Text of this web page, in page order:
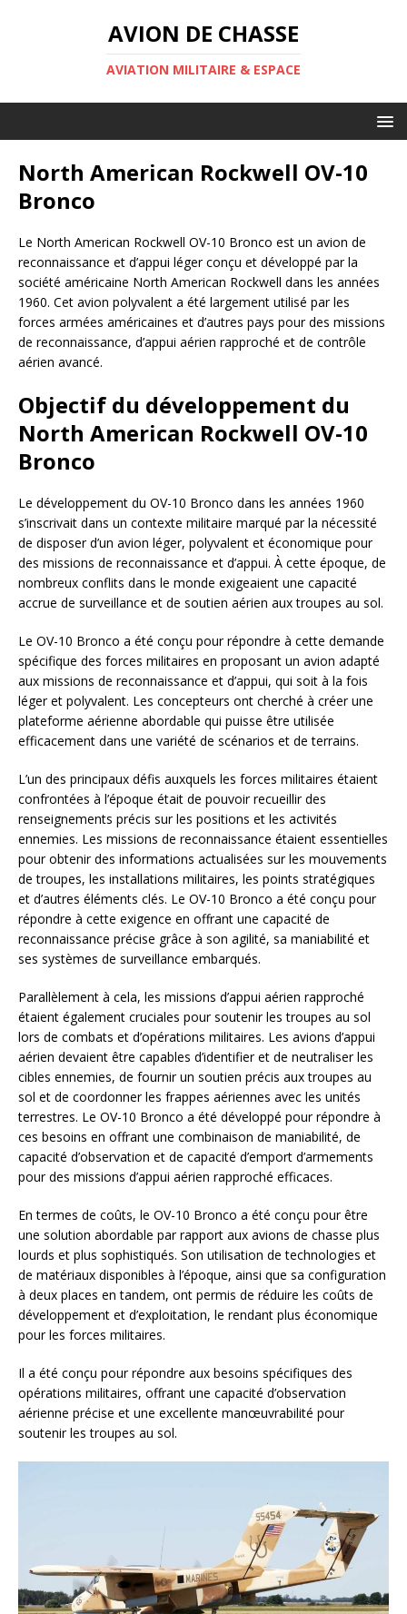
AVION DE CHASSE
AVIATION MILITAIRE & ESPACE
North American Rockwell OV-10
Bronco
Le North American Rockwell OV-10 Bronco est un avion de
reconnaissance et d’appui léger conçu et développé par la
société américaine North American Rockwell dans les années
1960. Cet avion polyvalent a été largement utilisé par les
forces armées américaines et d’autres pays pour des missions
de reconnaissance, d’appui aérien rapproché et de contrôle
aérien avancé.
Objectif du développement du
North American Rockwell OV-10
Bronco
Le développement du OV-10 Bronco dans les années 1960
s’inscrivait dans un contexte militaire marqué par la nécessité
de disposer d’un avion léger, polyvalent et économique pour
des missions de reconnaissance et d’appui. À cette époque, de
nombreux conflits dans le monde exigeaient une capacité
accrue de surveillance et de soutien aérien aux troupes au sol.
Le OV-10 Bronco a été conçu pour répondre à cette demande
spécifique des forces militaires en proposant un avion adapté
aux missions de reconnaissance et d’appui, qui soit à la fois
léger et polyvalent. Les concepteurs ont cherché à créer une
plateforme aérienne abordable qui puisse être utilisée
efficacement dans une variété de scénarios et de terrains.
L’un des principaux défis auxquels les forces militaires étaient
confrontées à l’époque était de pouvoir recueillir des
renseignements précis sur les positions et les activités
ennemies. Les missions de reconnaissance étaient essentielles
pour obtenir des informations actualisées sur les mouvements
de troupes, les installations militaires, les points stratégiques
et d’autres éléments clés. Le OV-10 Bronco a été conçu pour
répondre à cette exigence en offrant une capacité de
reconnaissance précise grâce à son agilité, sa maniabilité et
ses systèmes de surveillance embarqués.
Parallèlement à cela, les missions d’appui aérien rapproché
étaient également cruciales pour soutenir les troupes au sol
lors de combats et d’opérations militaires. Les avions d’appui
aérien devaient être capables d’identifier et de neutraliser les
cibles ennemies, de fournir un soutien précis aux troupes au
sol et de coordonner les frappes aériennes avec les unités
terrestres. Le OV-10 Bronco a été développé pour répondre à
ces besoins en offrant une combinaison de maniabilité, de
capacité d’observation et de capacité d’emport d’armements
pour des missions d’appui aérien rapproché efficaces.
En termes de coûts, le OV-10 Bronco a été conçu pour être
une solution abordable par rapport aux avions de chasse plus
lourds et plus sophistiqués. Son utilisation de technologies et
de matériaux disponibles à l’époque, ainsi que sa configuration
à deux places en tandem, ont permis de réduire les coûts de
développement et d’exploitation, le rendant plus économique
pour les forces militaires.
Il a été conçu pour répondre aux besoins spécifiques des
opérations militaires, offrant une capacité d’observation
aérienne précise et une excellente manœuvrabilité pour
soutenir les troupes au sol.